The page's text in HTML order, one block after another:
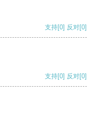
支持[0] 反对[0]
支持[0] 反对[0]